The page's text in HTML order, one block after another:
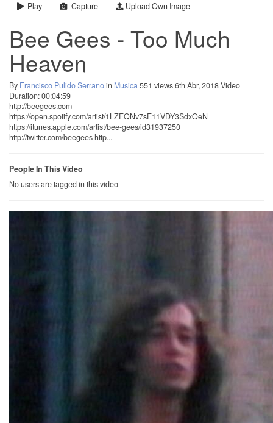
Play
Capture Upload Own Image
Bee Gees - Too Much
Heaven
By Francisco Pulido Serranoin Musica 551 views6th Abr, 2018Video
Duration: 00:04:59
http://beegees.com
https://open.spotify.com/artist/1LZEQNv7sE11VDY3SdxQeN
https://itunes.apple.com/artist/bee-gees/id31937250
http://twitter.com/beegees http...
People In This Video
No users are tagged in this video